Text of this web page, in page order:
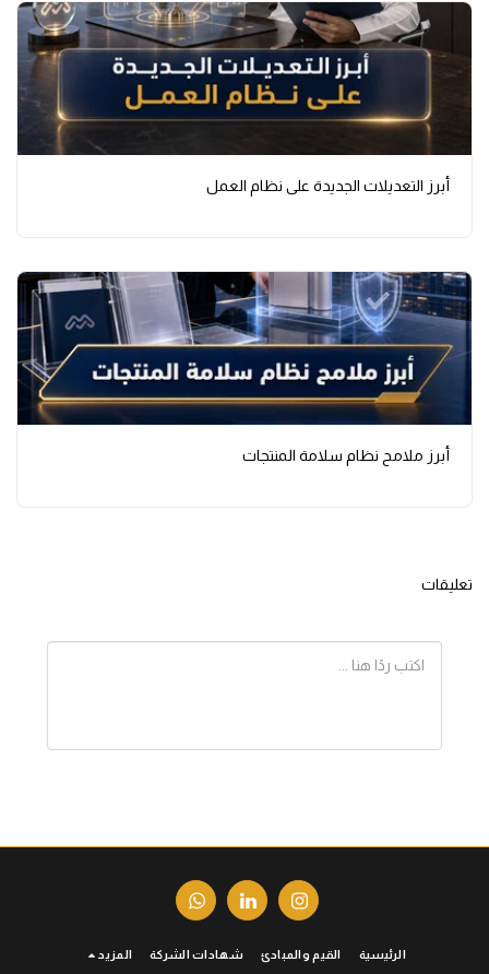
أبرز التعديلات الجديدة على نظام العمل
أبرز ملامح نظام سلامة المنتجات
تعليقات
الرئيسية القيم والمبادئ شهادات الشركة المزيد